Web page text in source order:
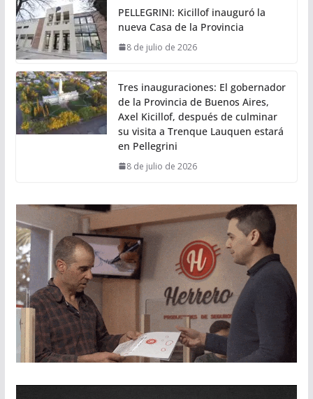
PELLEGRINI: Kicillof inauguró la
nueva Casa de la Provincia
8 de julio de 2026
Tres inauguraciones: El gobernador
de la Provincia de Buenos Aires,
Axel Kicillof, después de culminar
su visita a Trenque Lauquen estará
en Pellegrini
8 de julio de 2026